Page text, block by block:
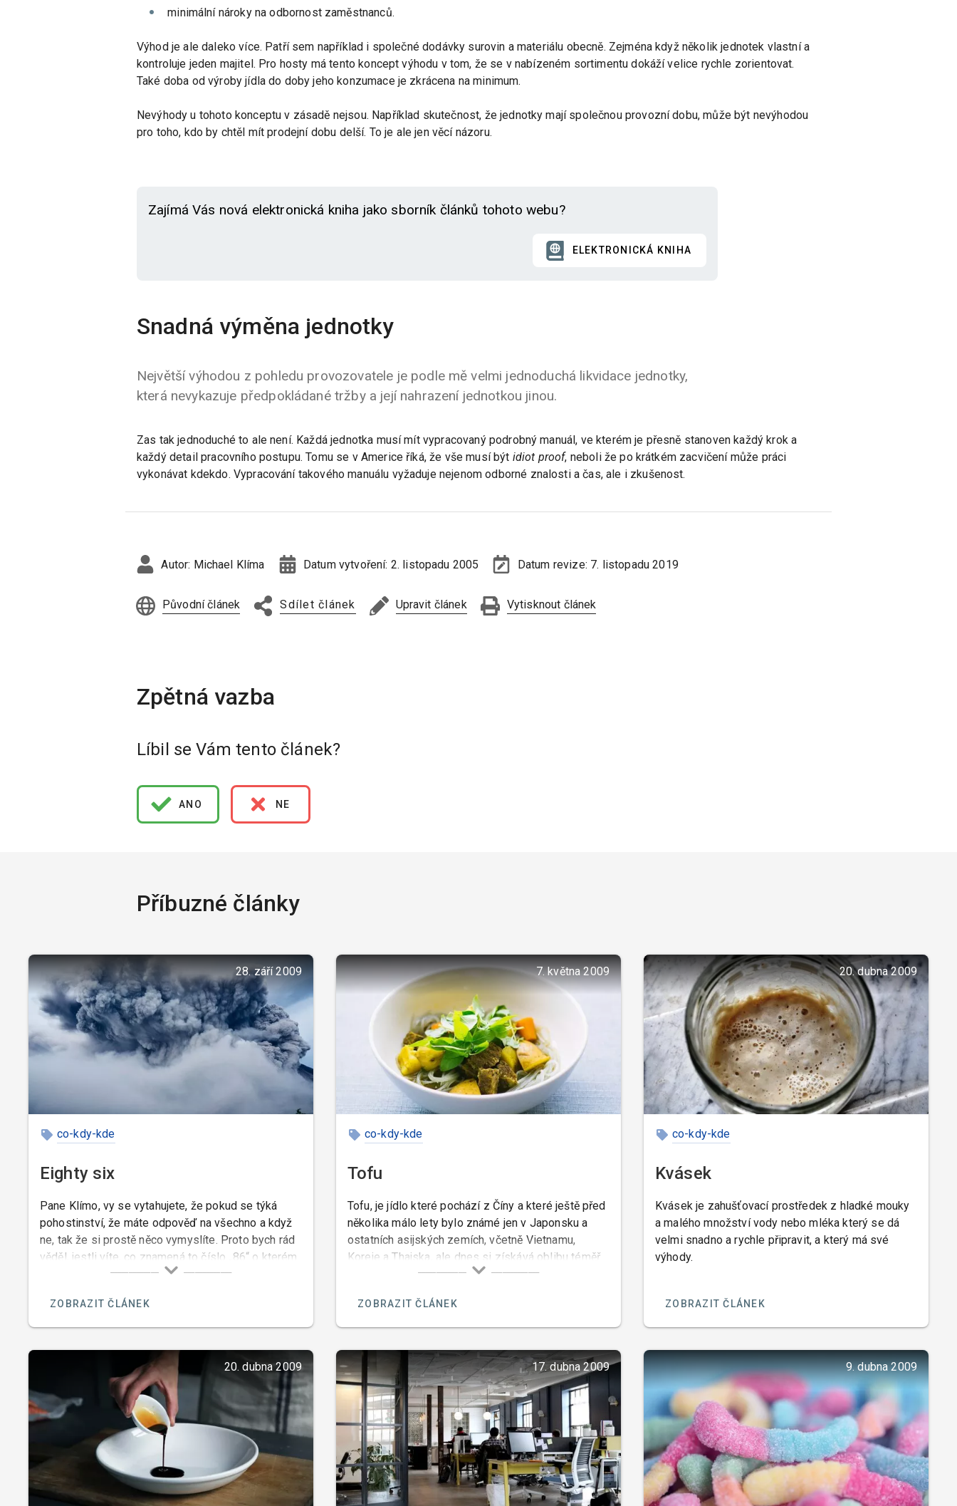
minimální nároky na odbornost zaměstnanců.
Výhod je ale daleko více. Patří sem například i společné dodávky surovin a materiálu obecně. Zejména když několik jednotek vlastní a
kontroluje jeden majitel. Pro hosty má tento koncept výhodu v tom, že se v nabízeném sortimentu dokáží velice rychle zorientovat.
Také doba od výroby jídla do doby jeho konzumace je zkrácena na minimum.
Nevýhody u tohoto konceptu v zásadě nejsou. Například skutečnost, že jednotky mají společnou provozní dobu, může být nevýhodou
pro toho, kdo by chtěl mít prodejní dobu delší. To je ale jen věcí názoru.
Zajímá Vás nová elektronická kniha jako sborník článků tohoto webu?
ELEKTRONICKÁ KNIHA
Snadná výměna jednotky
Největší výhodou z pohledu provozovatele je podle mě velmi jednoduchá likvidace jednotky,
která nevykazuje předpokládané tržby a její nahrazení jednotkou jinou.
Zas tak jednoduché to ale není. Každá jednotka musí mít vypracovaný podrobný manuál, ve kterém je přesně stanoven každý krok a
každý detail pracovního postupu. Tomu se v Americe říká, že vše musí být idiot proof, neboli že po krátkém zacvičení může práci
vykonávat kdekdo. Vypracování takového manuálu vyžaduje nejenom odborné znalosti a čas, ale i zkušenost.
Autor: Michael Klíma Datum vytvoření: 2. listopadu 2005 Datum revize: 7. listopadu 2019
Původní článek Sdílet článek Upravit článek Vytisknout článek
Líbil se Vám tento článek?
ANO NE
Příbuzné články
28. září 2009
co-kdy-kde
Eighty six
Pane Klímo, vy se vytahujete, že pokud se týká
pohostinství, že máte odpověď na všechno a když
ne, tak že si prostě něco vymyslíte. Proto bych rád
věděl, jestli víte, co znamená to číslo „86“ o kterém
se v jednom svém pořadu „Ano šéfe“ zmínil pan
znamená, že když je něco, nebo někdo „na odstřel“
že se řekne „eighty six“.
ZOBRAZIT ČLÁNEK
7. května 2009
co-kdy-kde
Tofu
Tofu, je jídlo které pochází z Číny a které ještě před
několika málo lety bylo známé jen v Japonsku a
ostatních asijských zemích, včetně Vietnamu,
Koreje a Thajska, ale dnes si získává oblibu téměř
po celém světě a dokonce i v České republice.
ZOBRAZIT ČLÁNEK
20. dubna 2009
co-kdy-kde
Kvásek
Kvásek je zahušťovací prostředek z hladké mouky
a malého množství vody nebo mléka který se dá
velmi snadno a rychle připravit, a který má své
výhody.
ZOBRAZIT ČLÁNEK
20. dubna 2009 17. dubna 2009 9. dubna 2009